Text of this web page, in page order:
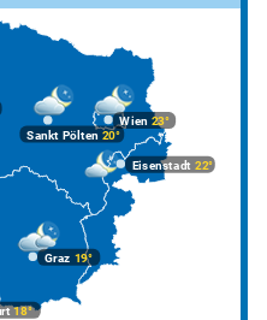
Graz 19°
18°
Wien 23°
Eisenstadt 22°
Sankt Pölten 20°